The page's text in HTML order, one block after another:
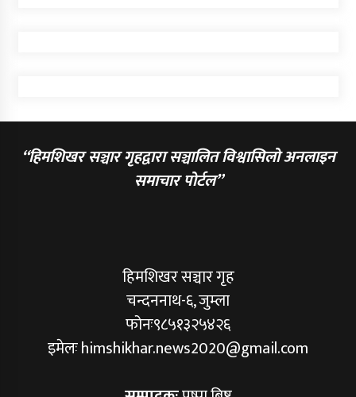
“हिमशिखर सञ्चार गृहद्वारा सञ्चालित विश्वासिलो अनलाइन
समाचार पोर्टल”
हिमशिखर सञ्चार गृह
चन्दननाथ-६, जुम्ला
फोनः९८५१३२५४२६
इमेलः himshikhar.news2020@gmail.com